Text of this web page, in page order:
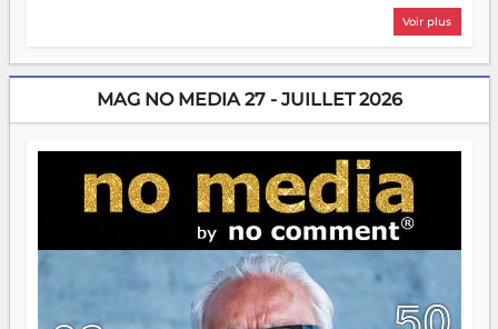
plus nombreux à se lancer, à créer, à risquer — souvent
sans filet, souvent sans aide, mais toujours avec cette
dorment vraiment la nuit. En culture, les nouvelles sont
encore meilleures. Aina Rasamoelina vient de décrocher le
Prix RFI Instrumental Afrique. Miangaly Elia rafle le Prix
jeunes qui tiennent la torche. Alors oui, on pourrait
s'arrêter là, applaudir et rentrer chez soi satisfait. Mais ce
serait passer à côté d'une chose essentielle. La fougue, ça
brûle fort — et parfois, ça brûle vite. Une flamme sans
direction peut éclairer autant qu'elle peut consumer. C'est
là que les aînés entrent en scène — pas pour reprendre le
gouvernail, mais pour montrer où sont les récifs. Les jeunes
ont la force, les vieux ont l'expérience, comme on dit. Ce
n'est pas un combat de générations — c'est une question
Voir plus
MAG NO MEDIA 27 - JUILLET 2026